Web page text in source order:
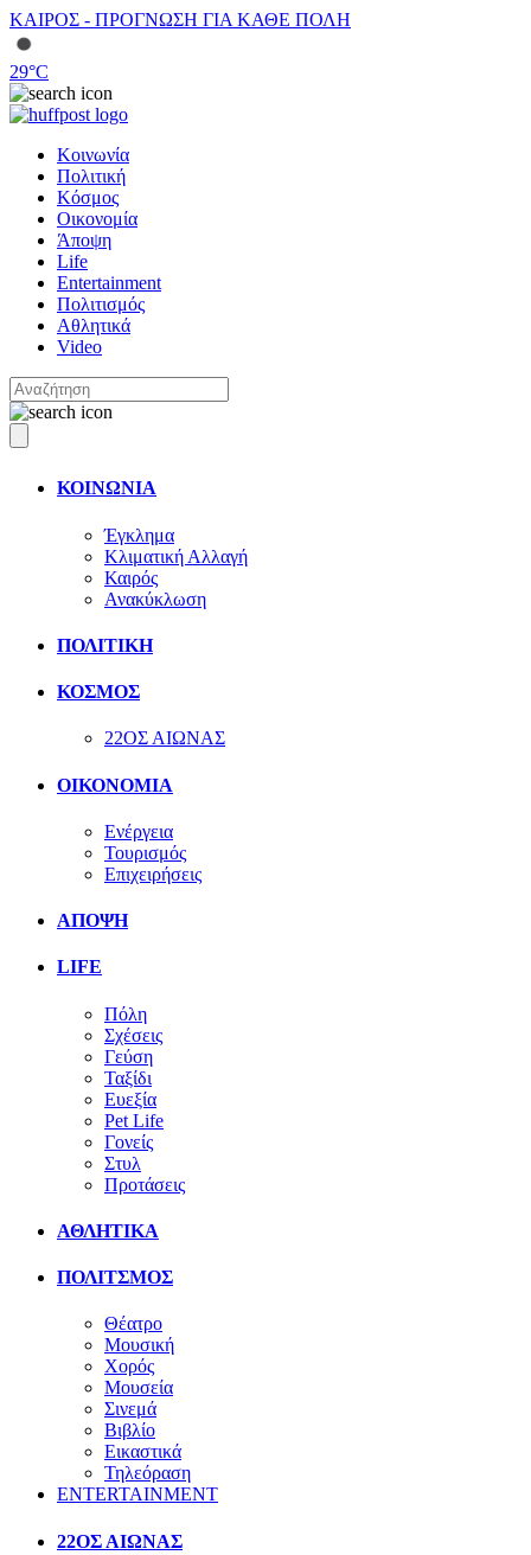
ΚΑΙΡΟΣ - ΠΡΟΓΝΩΣΗ ΓΙΑ ΚΑΘΕ ΠΟΛΗ
29°C
Κοινωνία
Πολιτική
Κόσμος
Οικονομία
Άποψη
Life
Entertainment
Πολιτισμός
Αθλητικά
Video
ΚΟΙΝΩΝΙΑ
Έγκλημα
Κλιματική Αλλαγή
Καιρός
Ανακύκλωση
ΠΟΛΙΤΙΚΗ
ΚΟΣΜΟΣ
22ΟΣ ΑΙΩΝΑΣ
ΟΙΚΟΝΟΜΙΑ
Ενέργεια
Τουρισμός
Επιχειρήσεις
ΑΠΟΨΗ
LIFE
Πόλη
Σχέσεις
Γεύση
Ταξίδι
Ευεξία
Pet Life
Γονείς
Στυλ
Προτάσεις
ΑΘΛΗΤΙΚΑ
ΠΟΛΙΤΣΜΟΣ
Θέατρο
Μουσική
Χορός
Μουσεία
Σινεμά
Βιβλίο
Εικαστικά
Τηλεόραση
ENTERTAINMENT
22ΟΣ ΑΙΩΝΑΣ